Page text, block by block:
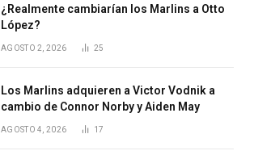
¿Realmente cambiarían los Marlins a Otto
López?
AGOSTO 2, 2026 25
Los Marlins adquieren a Victor Vodnik a
cambio de Connor Norby y Aiden May
AGOSTO 4, 2026 17